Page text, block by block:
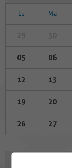
Lu Ma
05 06
12 13
19 20
26 27